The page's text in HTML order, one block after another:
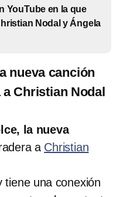
YouTube en la que
Nodal y Ángela
nueva canción
Christian Nodal
la nueva
a Christian
tiene una conexión